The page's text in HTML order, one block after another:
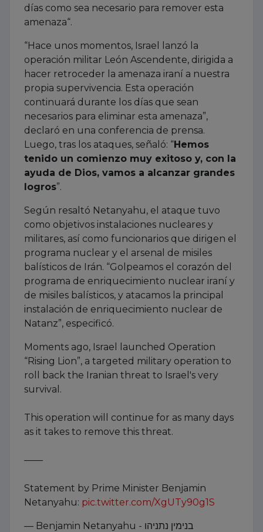
días como sea necesario para remover esta
amenaza“.
“Hace unos momentos, Israel lanzó la
operación militar León Ascendente, dirigida a
hacer retroceder la amenaza iraní a nuestra
propia supervivencia. Esta operación
continuará durante los días que sean
necesarios para eliminar esta amenaza”,
declaró en una conferencia de prensa.
Luego, tras los ataques, señaló: “Hemos
tenido un comienzo muy exitoso y, con la
ayuda de Dios, vamos a alcanzar grandes
logros”.
Según resaltó Netanyahu, el ataque tuvo
como objetivos instalaciones nucleares y
militares, así como funcionarios que dirigen el
programa nuclear y el arsenal de misiles
balísticos de Irán. “Golpeamos el corazón del
programa de enriquecimiento nuclear iraní y
de misiles balísticos, y atacamos la principal
instalación de enriquecimiento nuclear de
Natanz”, especificó.
Moments ago, Israel launched Operation
“Rising Lion”, a targeted military operation to
roll back the Iranian threat to Israel's very
survival.
This operation will continue for as many days
as it takes to remove this threat.
——
Statement by Prime Minister Benjamin
Netanyahu: pic.twitter.com/XgUTy90g1S
— Benjamin Netanyahu - בנימין נתניהו